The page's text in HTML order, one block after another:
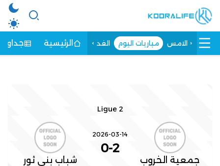
الامس مباريات اليوم الغد الرئيسية جداول
Ligue 2
جمعية الخروب
2026-03-14
2
-
0
شباب بني ثور